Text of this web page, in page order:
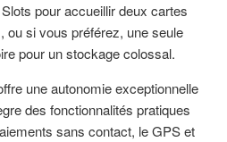
Slots pour accueillir deux cartes
ou si vous préférez, une seule
pour un stockage colossal.
une autonomie exceptionnelle
des fonctionnalités pratiques
sans contact, le GPS et